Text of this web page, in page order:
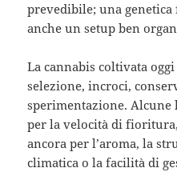
prevedibile; una
anche un setup ben
La cannabis coltivata
selezione, incroci,
sperimentazione. Alcune
per la velocità di
ancora per l’aroma, la
climatica o la facilità di